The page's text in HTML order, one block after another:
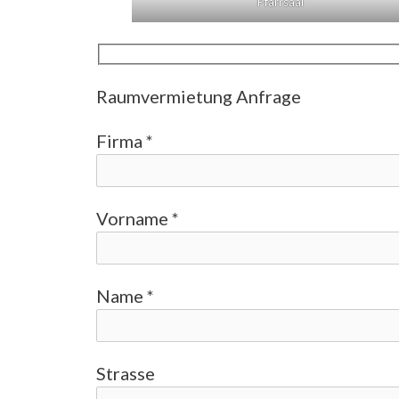
Raumvermietung Anfrage
Firma *
Vorname *
Name *
Strasse